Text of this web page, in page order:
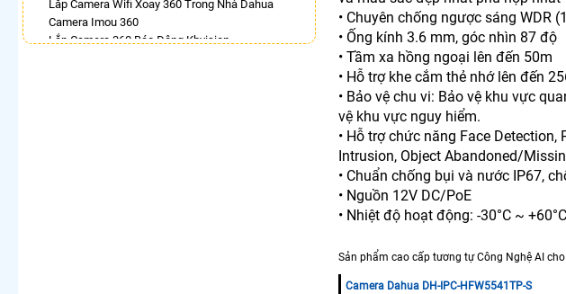
Lắp Camera Wifi Xoay 360 Trong Nhà Dahua
Camera Imou 360
Lắp Camera 360 Báo Động Kbvision
• Chuyên chống ngược sáng WDR
• Ống kính 3.6 mm, góc nhìn 87 độ
• Tầm xa hồng ngoại lên đến 50m
• Hỗ trợ khe cắm thẻ nhớ lên đến
• Bảo vệ chu vi: Bảo vệ khu vực
vệ khu vực nguy hiểm.
• Hỗ trợ chức năng Face Detection,
Intrusion, Object Abandoned/
• Chuẩn chống bụi và nước IP67,
• Nguồn 12V DC/PoE
• Nhiệt độ hoạt động: -30°C ~ +60°C
Sản phẩm cao cấp tương tự Công Nghệ AI
Camera Dahua DH-IPC-HFW5541TP-S